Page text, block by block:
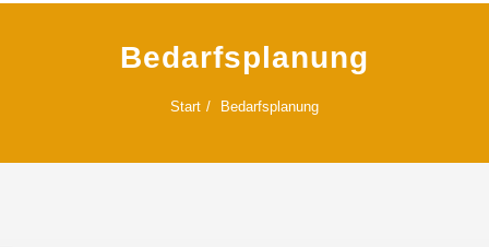
Bedarfsplanung
Start Bedarfsplanung